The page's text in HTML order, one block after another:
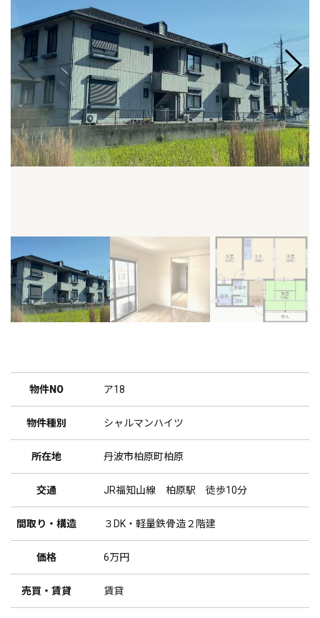
物件NO ア18
物件種別 シャルマンハイツ
所在地 丹波市柏原町柏原
交通 JR福知山線 柏原駅 徒歩10分
間取り・構造 ３DK・軽量鉄骨造２階建
価格 6万円
売買・賃貸 賃貸